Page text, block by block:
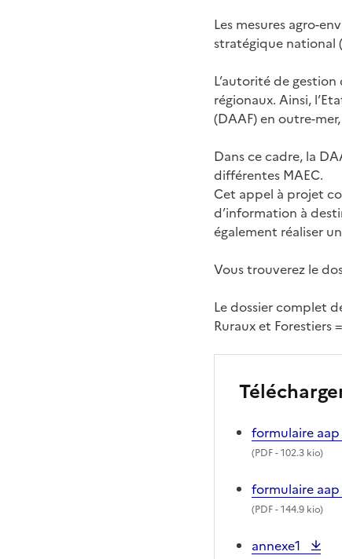
Les mesures agro-
stratégique national
L’autorité de
régionaux. Ainsi,
(DAAF) en outre-
Dans ce cadre, la
différentes MAEC.
Cet appel à projet
d’information à
également réaliser
Vous trouverez le
Le dossier complet
Ruraux et Forestiers
formulaire
(PDF- 102.3 kio)
formulaire
(PDF- 144.9 kio)
annexe1